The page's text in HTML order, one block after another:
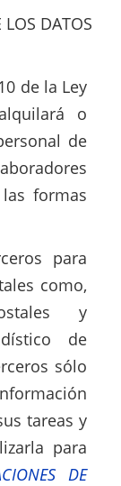
DATOS
de la Ley
o
de
formas
para
como,
y
de
sólo
tareas y
para
DE